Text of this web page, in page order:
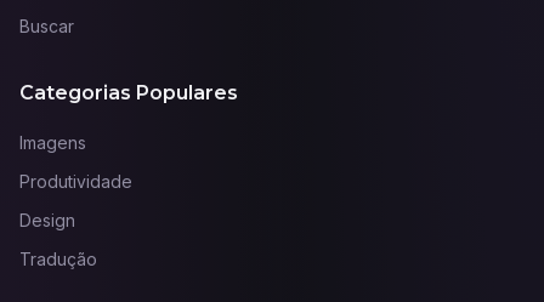
Buscar
Categorias Populares
Imagens
Produtividade
Design
Tradução